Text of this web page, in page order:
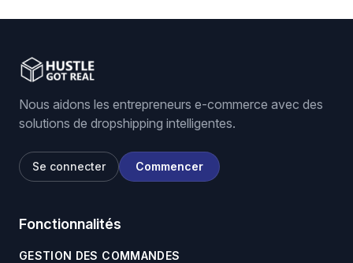
Nous aidons les entrepreneurs e-commerce avec des
solutions de dropshipping intelligentes.
Se connecter Commencer
Fonctionnalités
GESTION DES COMMANDES